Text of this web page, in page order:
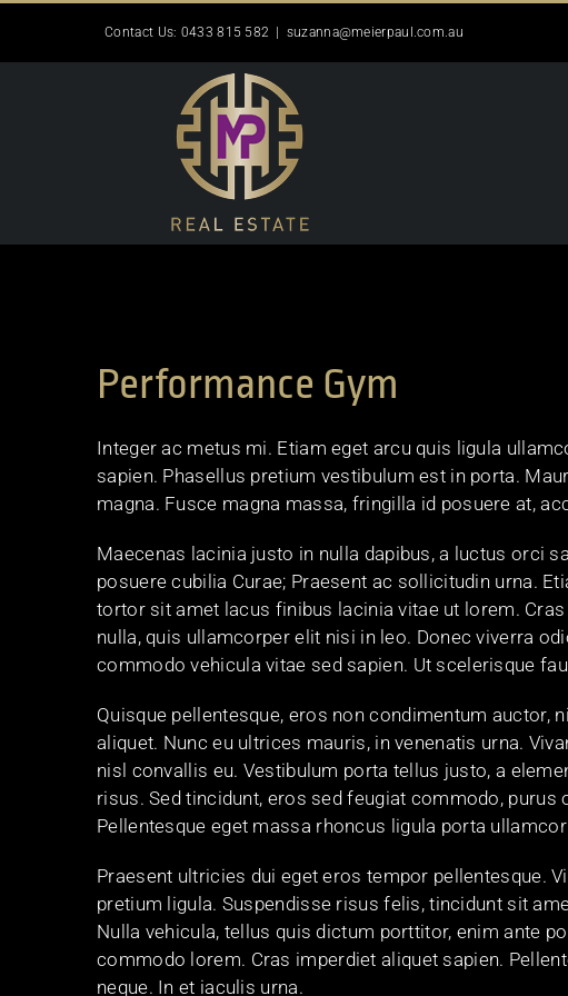
content
Contact Us: 0433 815 582 suzanna@meierpaul.com.au
Performance Gym
Integer ac metus mi. Etiam eget arcu quis ligula
sapien. Phasellus pretium vestibulum est in porta.
magna. Fusce magna massa, fringilla id posuere at,
Maecenas lacinia justo in nulla dapibus, a luctus orci
posuere cubilia Curae; Praesent ac sollicitudin urna.
tortor sit amet lacus finibus lacinia vitae ut lorem.
nulla, quis ullamcorper elit nisi in leo. Donec viverra
commodo vehicula vitae sed sapien. Ut scelerisque
Quisque pellentesque, eros non condimentum auctor,
aliquet. Nunc eu ultrices mauris, in venenatis urna.
nisl convallis eu. Vestibulum porta tellus justo, a
risus. Sed tincidunt, eros sed feugiat commodo,
Pellentesque eget massa rhoncus ligula porta
Praesent ultricies dui eget eros tempor pellentesque.
pretium ligula. Suspendisse risus felis, tincidunt sit
Nulla vehicula, tellus quis dictum porttitor, enim ante
commodo lorem. Cras imperdiet aliquet sapien.
neque. In et iaculis urna.